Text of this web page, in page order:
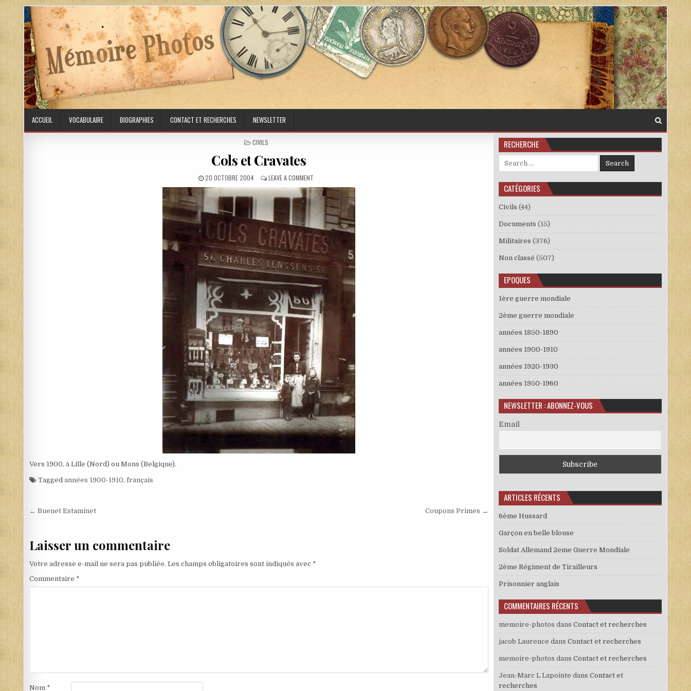
Skip to content
ACCUEIL VOCABULAIRE BIOGRAPHIES CONTACT ET RECHERCHES NEWSLETTER
POSTED IN
CIVILS
Cols et Cravates
PUBLISHED DATE:
20 OCTOBRE 2004 LEAVE A COMMENT
Vers 1900, à Lille (Nord) ou Mons (Belgique).
Tagged années 1900-1910, français
Navigation de l’article
← Buenet Estaminet Coupons Primes →
Laisser un commentaire
Votre adresse e-mail ne sera pas publiée. Les champs obligatoires sont indiqués avec *
Commentaire *
Nom *
RECHERCHE
Search for:
CATÉGORIES
Civils (44)
Documents (15)
Militaires (376)
Non classé (507)
EPOQUES
1ère guerre mondiale
2ème guerre mondiale
années 1850-1890
années 1900-1910
années 1920-1930
années 1950-1960
NEWSLETTER : ABONNEZ-VOUS
Email
ARTICLES RÉCENTS
6ème Hussard
Garçon en belle blouse
Soldat Allemand 2eme Guerre Mondiale
2ème Régiment de Tirailleurs
Prisonnier anglais
COMMENTAIRES RÉCENTS
memoire-photos dans Contact et recherches
jacob Laurence dans Contact et recherches
memoire-photos dans Contact et recherches
Jean-Marc L Lapointe dans Contact et
recherches